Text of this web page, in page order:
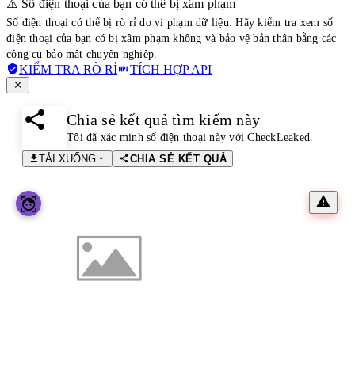
⚠️ Số điện thoại của bạn có thể bị xâm phạm
Số điện thoại có thể bị rò rỉ do vi phạm dữ liệu. Hãy kiểm tra xem số
điện thoại của bạn có bị xâm phạm không và bảo vệ bản thân bằng các
công cụ bảo mật chuyên nghiệp.
KIỂM TRA RÒ RỈ TÍCH HỢP API
Chia sẻ kết quả tìm kiếm này
Tôi đã xác minh số điện thoại này với CheckLeaked.
TẢI XUỐNG
CHIA SẺ KẾT QUẢ